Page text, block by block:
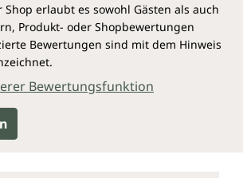
erlaubt es sowohl Gästen als auch
Produkt- oder Shopbewertungen
Bewertungen sind mit dem Hinweis
Bewertungsfunktion